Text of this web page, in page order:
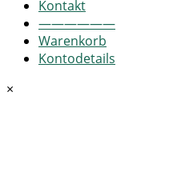
Kontakt
——————
Warenkorb
Kontodetails
×